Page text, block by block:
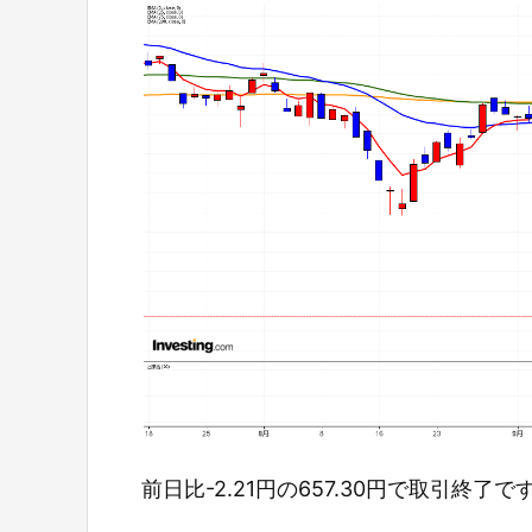
前日比-2.21円の657.30円で取引終了で